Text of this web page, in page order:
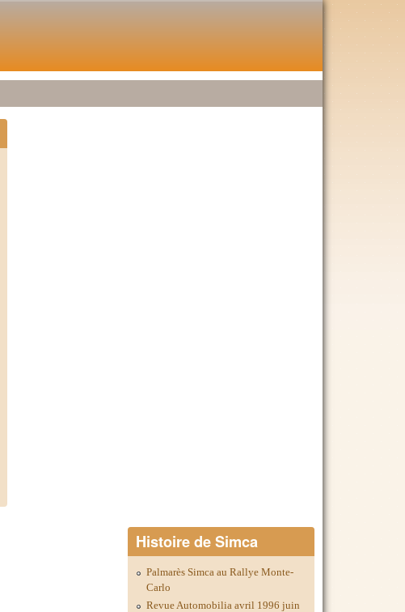
Histoire de Simca
Palmarès Simca au Rallye Monte-
Carlo
Revue Automobilia avril 1996 juin